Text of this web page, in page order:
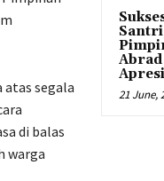
atas segala
di balas
warga
21 June,